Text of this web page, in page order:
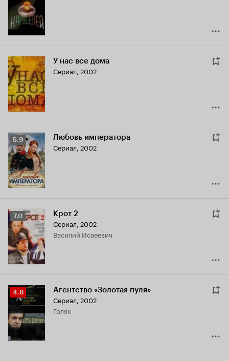
У нас все дома
Сериал, 2002
Рейтинг
Кинопоиска
5.9
5.9 Любовь императора
Сериал, 2002
Рейтинг
Кинопоиска
7.0
7.0 Крот 2
Сериал, 2002
Василий Исаеевич
Рейтинг
Кинопоиска
4.8
4.8 Агентство «Золотая пуля»
Сериал, 2002
Голяк